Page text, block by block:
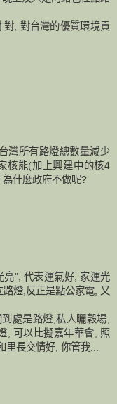
對, 對台灣的優質環境貢
灣所有路燈總數量減少
核能(加上興建中的核4
什麼政府不做呢?
亮", 代表運氣好, 家運光
燈,反正是點公家電, 又
處是路燈,私人曬穀場,
, 可以比擬嘉年華會, 照
長交情好, 你管我...